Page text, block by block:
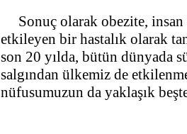
Sonuç olarak obezite, insan
etkileyen bir hastalık olarak
son 20 yılda, bütün dünyada
salgından ülkemiz de
nüfusumuzun da yaklaşık